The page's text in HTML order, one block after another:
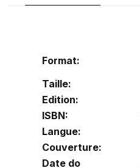
Format:
Taille:
Edition:
ISBN:
Langue:
Couverture:
Date do